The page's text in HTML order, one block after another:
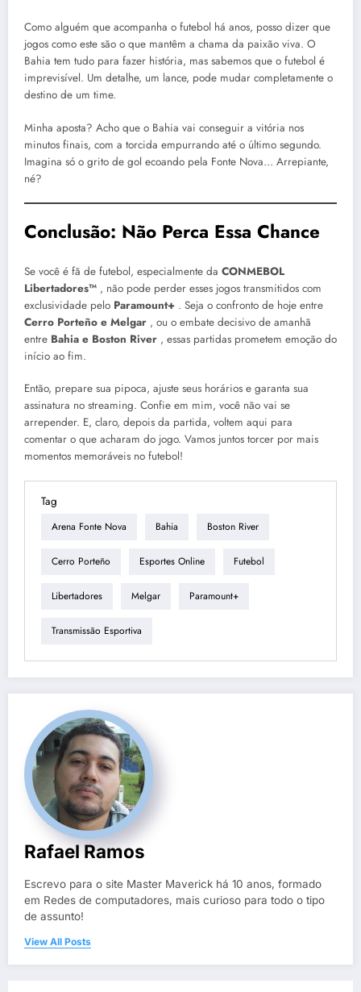
Como alguém que acompanha o futebol há anos, posso dizer que
jogos como este são o que mantêm a chama da paixão viva. O
Bahia tem tudo para fazer história, mas sabemos que o futebol é
imprevisível. Um detalhe, um lance, pode mudar completamente o
destino de um time.
Minha aposta? Acho que o Bahia vai conseguir a vitória nos
minutos finais, com a torcida empurrando até o último segundo.
Imagina só o grito de gol ecoando pela Fonte Nova… Arrepiante,
né?
Conclusão: Não Perca Essa Chance
Se você é fã de futebol, especialmente da CONMEBOL
Libertadores™ , não pode perder esses jogos transmitidos com
exclusividade pelo Paramount+ . Seja o confronto de hoje entre
Cerro Porteño e Melgar , ou o embate decisivo de amanhã
entre Bahia e Boston River , essas partidas prometem emoção do
início ao fim.
Então, prepare sua pipoca, ajuste seus horários e garanta sua
assinatura no streaming. Confie em mim, você não vai se
arrepender. E, claro, depois da partida, voltem aqui para
comentar o que acharam do jogo. Vamos juntos torcer por mais
momentos memoráveis no futebol!
Tag
Arena Fonte Nova Bahia Boston River
Cerro Porteño Esportes Online Futebol
Libertadores Melgar Paramount+
Transmissão Esportiva
Rafael Ramos
Escrevo para o site Master Maverick há 10 anos, formado
em Redes de computadores, mais curioso para todo o tipo
de assunto!
View All Posts